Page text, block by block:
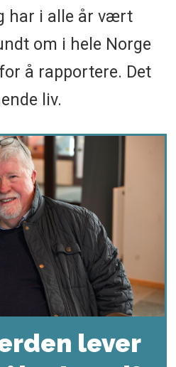
har i alle år vært
om i hele Norge
å rapportere. Det
liv.
lever